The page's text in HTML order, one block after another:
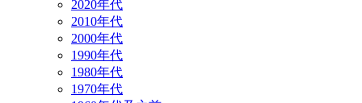
2020年代
2010年代
2000年代
1990年代
1980年代
1970年代